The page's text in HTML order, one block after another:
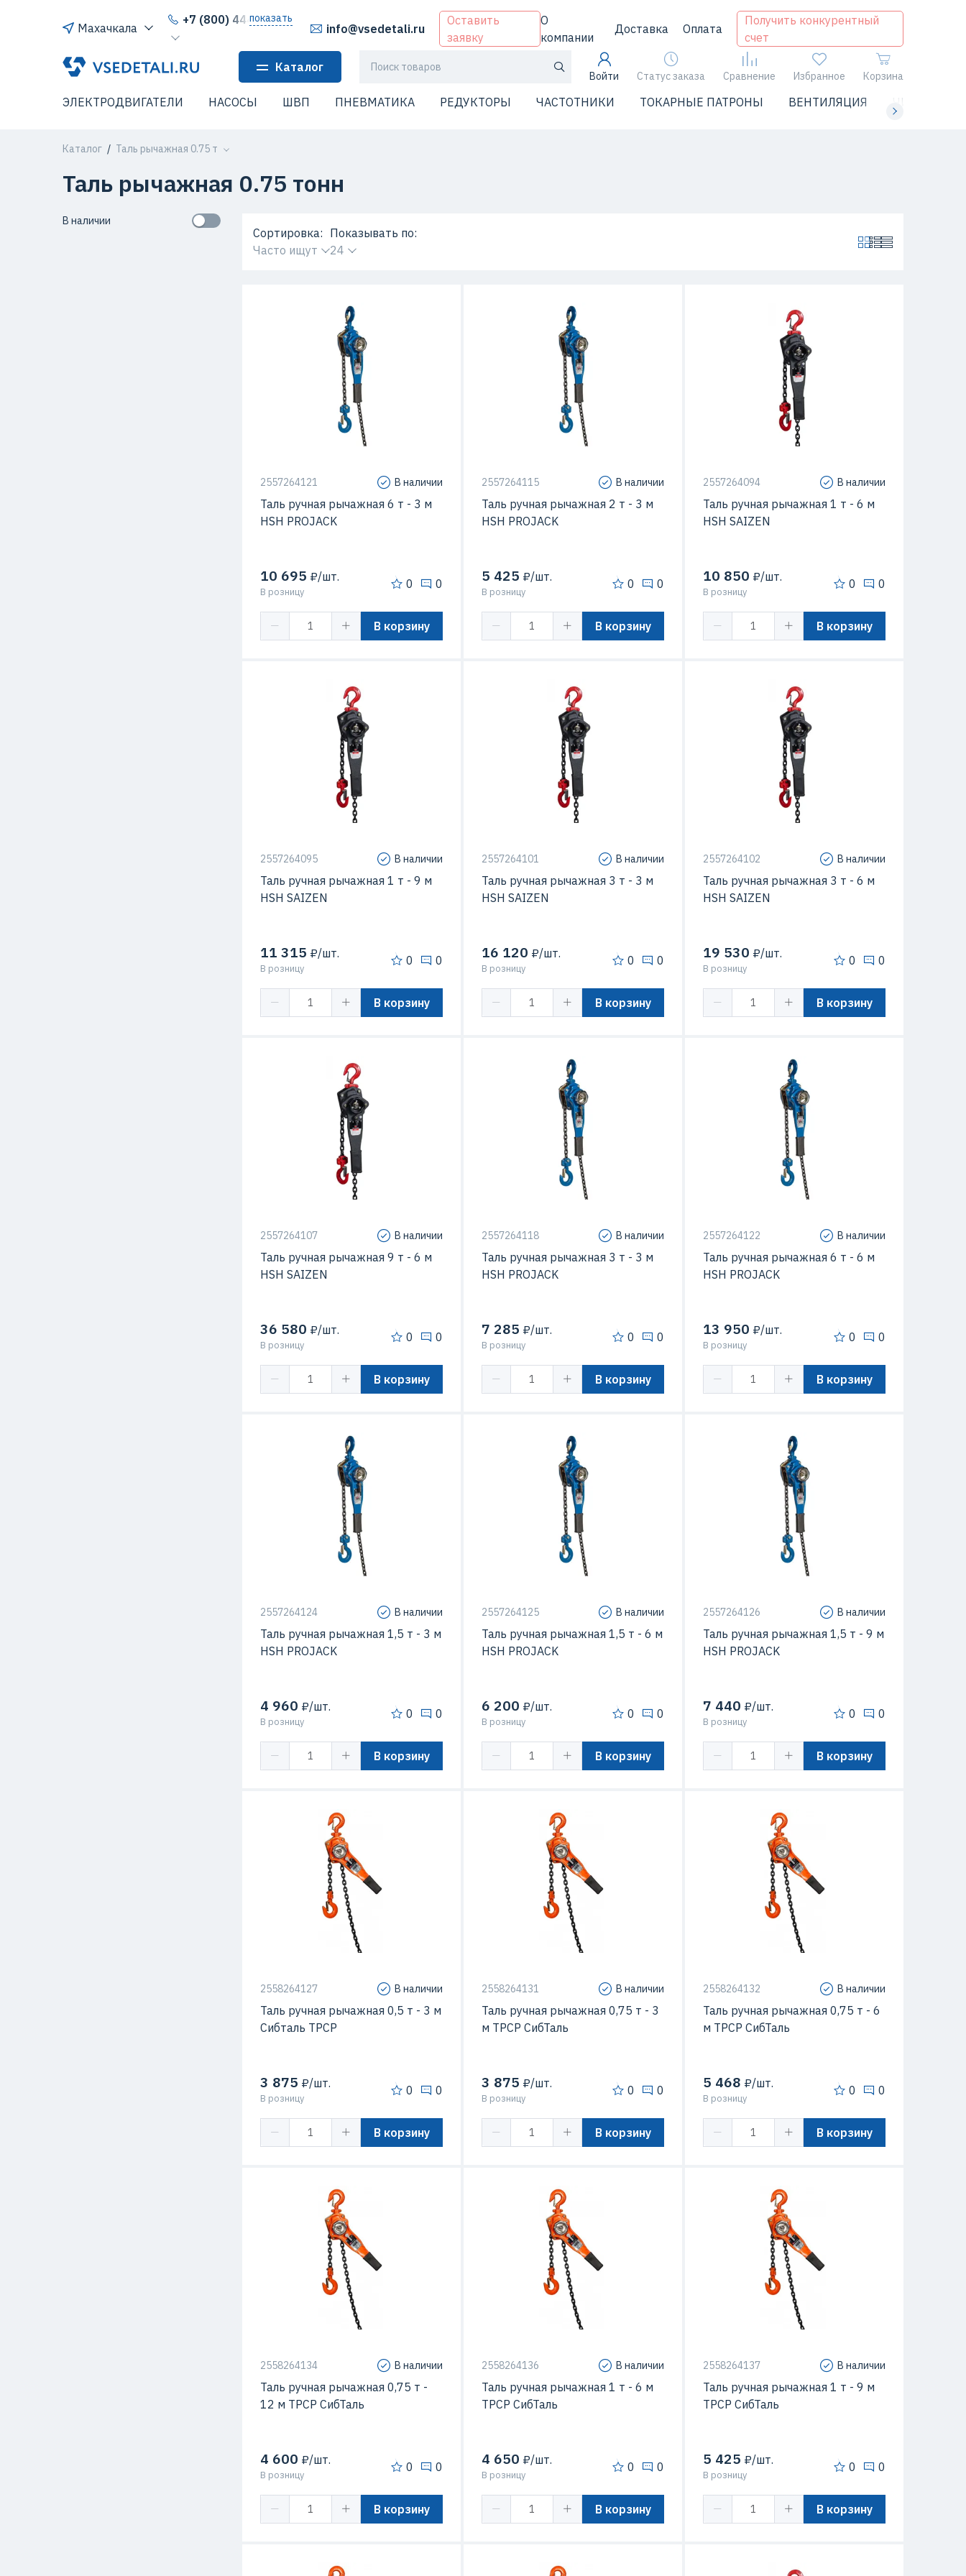
Махачкала
+7 (800) 444-64-80
показать
info@vsedetali.ru
Оставить
заявку
О
компании
Доставка Оплата
Получить конкурентный
счет
Каталог
Войти Статус заказа Сравнение Избранное Корзина
ЭЛЕКТРОДВИГАТЕЛИ НАСОСЫ ШВП ПНЕВМАТИКА РЕДУКТОРЫ ЧАСТОТНИКИ ТОКАРНЫЕ ПАТРОНЫ ВЕНТИЛЯЦИЯ ЧИЛЛЕРЫ
Каталог Таль рычажная 0.75 т
Таль рычажная 0.75 тонн
В наличии
Сортировка:
Часто ищут
Показывать по:
24
2557264121 В наличии
Таль ручная рычажная 6 т - 3 м
HSH PROJACK
10 695 ₽/шт.
В розницу
0 0
В корзину
2557264115 В наличии
Таль ручная рычажная 2 т - 3 м
HSH PROJACK
5 425 ₽/шт.
В розницу
0 0
В корзину
2557264094 В наличии
Таль ручная рычажная 1 т - 6 м
HSH SAIZEN
10 850 ₽/шт.
В розницу
0 0
В корзину
2557264095 В наличии
Таль ручная рычажная 1 т - 9 м
HSH SAIZEN
11 315 ₽/шт.
В розницу
0 0
В корзину
2557264101 В наличии
Таль ручная рычажная 3 т - 3 м
HSH SAIZEN
16 120 ₽/шт.
В розницу
0 0
В корзину
2557264102 В наличии
Таль ручная рычажная 3 т - 6 м
HSH SAIZEN
19 530 ₽/шт.
В розницу
0 0
В корзину
2557264107 В наличии
Таль ручная рычажная 9 т - 6 м
HSH SAIZEN
36 580 ₽/шт.
В розницу
0 0
В корзину
2557264118 В наличии
Таль ручная рычажная 3 т - 3 м
HSH PROJACK
7 285 ₽/шт.
В розницу
0 0
В корзину
2557264122 В наличии
Таль ручная рычажная 6 т - 6 м
HSH PROJACK
13 950 ₽/шт.
В розницу
0 0
В корзину
2557264124 В наличии
Таль ручная рычажная 1,5 т - 3 м
HSH PROJACK
4 960 ₽/шт.
В розницу
0 0
В корзину
2557264125 В наличии
Таль ручная рычажная 1,5 т - 6 м
HSH PROJACK
6 200 ₽/шт.
В розницу
0 0
В корзину
2557264126 В наличии
Таль ручная рычажная 1,5 т - 9 м
HSH PROJACK
7 440 ₽/шт.
В розницу
0 0
В корзину
2558264127 В наличии
Таль ручная рычажная 0,5 т - 3 м
Сибталь ТРСР
3 875 ₽/шт.
В розницу
0 0
В корзину
2558264131 В наличии
Таль ручная рычажная 0,75 т - 3
м ТРСР СибТаль
3 875 ₽/шт.
В розницу
0 0
В корзину
2558264132 В наличии
Таль ручная рычажная 0,75 т - 6
м ТРСР СибТаль
5 468 ₽/шт.
В розницу
0 0
В корзину
2558264134 В наличии
Таль ручная рычажная 0,75 т -
12 м ТРСР СибТаль
4 600 ₽/шт.
В розницу
0 0
В корзину
2558264136 В наличии
Таль ручная рычажная 1 т - 6 м
ТРСР СибТаль
4 650 ₽/шт.
В розницу
0 0
В корзину
2558264137 В наличии
Таль ручная рычажная 1 т - 9 м
ТРСР СибТаль
5 425 ₽/шт.
В розницу
0 0
В корзину